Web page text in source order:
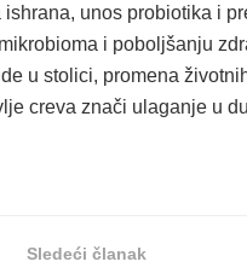
unos probiotika i
i poboljšanju
u stolici, promena
creva znači ulaganje u
Sledeći članak